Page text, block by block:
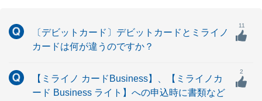
〔デビットカード〕デビットカードとミライノ
カードは何が違うのですか？
11
【ミライノ カードBusiness】、【ミライノカ
ード Business ライト】への申込時に書類など
2